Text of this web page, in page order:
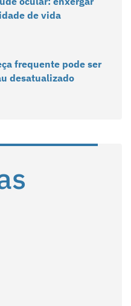
de vida
frequente pode ser
desatualizado